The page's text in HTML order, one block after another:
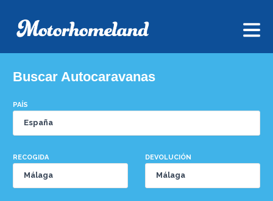
Buscar Autocaravanas
PAÍS
RECOGIDA DEVOLUCIÓN